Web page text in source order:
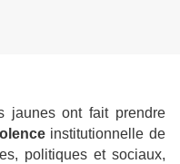
jaunes ont fait prendre
institutionnelle de
politiques et sociaux,